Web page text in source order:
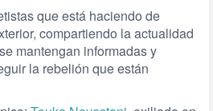
que está haciendo de
compartiendo la actualidad
mantengan informadas y
la rebelión que están